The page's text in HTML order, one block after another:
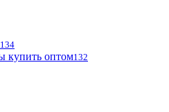
134
купить оптом132